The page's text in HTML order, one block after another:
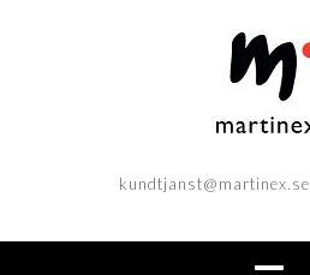
kundtjanst@martinex.se